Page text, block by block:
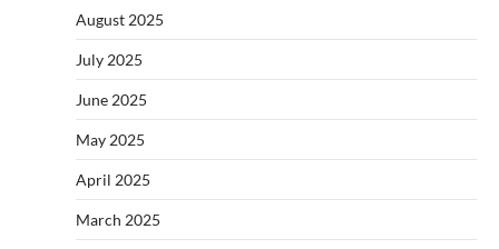
August 2025
July 2025
June 2025
May 2025
April 2025
March 2025